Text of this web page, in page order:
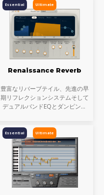
DeEsserは、不要な高い周波数を
減少させ、ソースのインテグ
Ultimate
Essential
Renaissance Reverb
豊富なリバーブテイル、先進の早
期リフレクションシステムそして
デュアルバンドEQとダンピング
を持った卓越したサウンドとパフ
ォーマンスをお届けします。
Ultimate
Essential